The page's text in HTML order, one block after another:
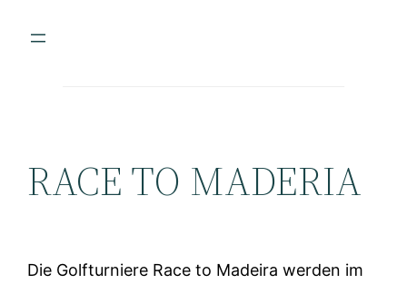
RACE TO MADERIA
Die Golfturniere Race to Madeira werden im